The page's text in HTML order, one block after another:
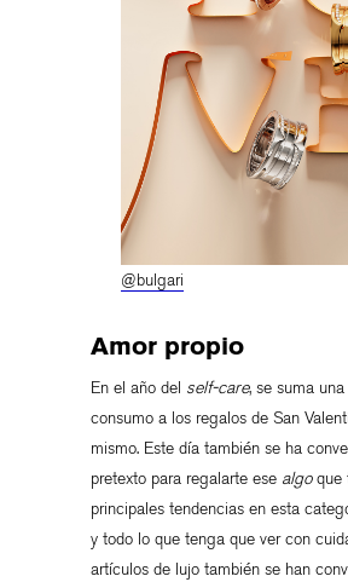
@bulgari
Amor propio
En el año del self-care, se suma
consumo a los regalos de San
mismo. Este día también se ha
pretexto para regalarte ese algoque
principales tendencias en esta
y todo lo que tenga que ver con
artículos de lujo también se han